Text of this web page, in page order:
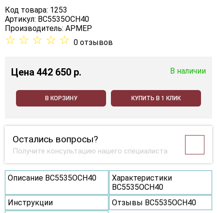
Код товара: 1253
Артикул: ВС5535ОСН40
Производитель: АРМЕР
☆ ☆ ☆ ☆ ☆ 0 отзывов
Цена 442 650 p. В наличии
В КОРЗИНУ КУПИТЬ В 1 КЛИК
Остались вопросы?
Получите консультацию нашего специалиста
Описание ВС5535ОСН40
Характеристики
ВС5535ОСН40
Инструкции
Отзывы ВС5535ОСН40